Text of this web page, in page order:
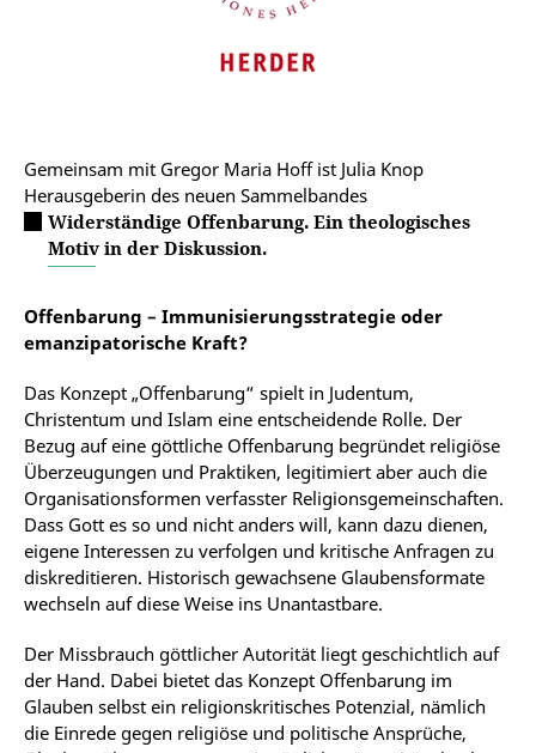
Gemeinsam mit Gregor Maria Hoff ist Julia Knop
Herausgeberin des neuen Sammelbandes
Widerständige Offenbarung. Ein theologisches
Motiv in der Diskussion.
Offenbarung – Immunisierungsstrategie oder
emanzipatorische Kraft?
Das Konzept „Offenbarung“ spielt in Judentum,
Christentum und Islam eine entscheidende Rolle. Der
Bezug auf eine göttliche Offenbarung begründet religiöse
Überzeugungen und Praktiken, legitimiert aber auch die
Organisationsformen verfasster Religionsgemeinschaften.
Dass Gott es so und nicht anders will, kann dazu dienen,
eigene Interessen zu verfolgen und kritische Anfragen zu
diskreditieren. Historisch gewachsene Glaubensformate
wechseln auf diese Weise ins Unantastbare.
Der Missbrauch göttlicher Autorität liegt geschichtlich auf
der Hand. Dabei bietet das Konzept Offenbarung im
Glauben selbst ein religionskritisches Potenzial, nämlich
die Einrede gegen religiöse und politische Ansprüche,